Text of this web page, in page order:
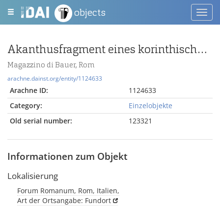
objects
Akanthusfragment eines korinthischen Kapitells oder eines Pilasterkapitells
Magazzino di Bauer, Rom
arachne.dainst.org/entity/1124633
Arachne ID:
1124633
Category:
Einzelobjekte
Old serial number:
123321
Informationen zum Objekt
Lokalisierung
Forum Romanum, Rom, Italien,
Art der Ortsangabe: Fundort